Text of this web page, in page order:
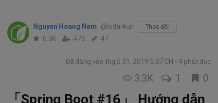
Nguyen Hoang Nam @loda-kun Theo dõi
6.3K 475 47
Đã đăng vào thg 5 31, 2019 5:37 CH 4 phút đọc
3.3K 1 0
「Spring Boot #16」 Hướng dẫn